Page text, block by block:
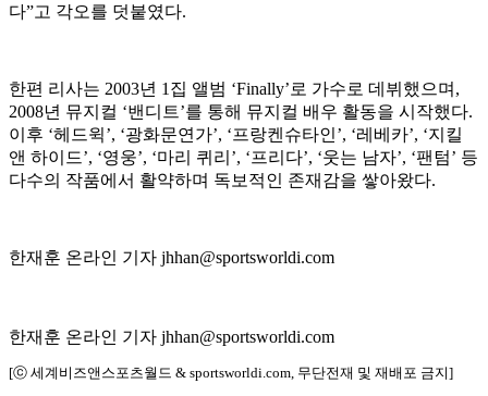
다”고 각오를 덧붙였다.
한편 리사는 2003년 1집 앨범 ‘Finally’로 가수로 데뷔했으며,
2008년 뮤지컬 ‘밴디트’를 통해 뮤지컬 배우 활동을 시작했다.
이후 ‘헤드윅’, ‘광화문연가’, ‘프랑켄슈타인’, ‘레베카’, ‘지킬
앤 하이드’, ‘영웅’, ‘마리 퀴리’, ‘프리다’, ‘웃는 남자’, ‘팬텀’ 등
다수의 작품에서 활약하며 독보적인 존재감을 쌓아왔다.
한재훈 온라인 기자 jhhan@sportsworldi.com
한재훈 온라인 기자 jhhan@sportsworldi.com
[ⓒ 세계비즈앤스포츠월드 & sportsworldi.com, 무단전재 및 재배포 금지]